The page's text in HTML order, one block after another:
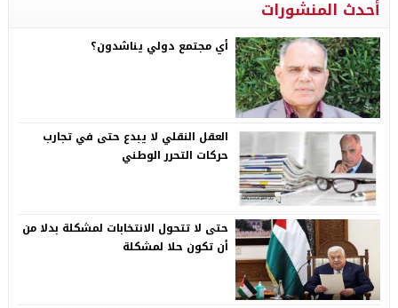
أحدث المنشورات
أي مجتمع دولي يناشدون؟
العقل النقلي لا يبدع حتى في تجارب
حركات التحرر الوطني
حتى لا تتحول الانتخابات لمشكلة بدلا من
أن تكون حلا لمشكلة